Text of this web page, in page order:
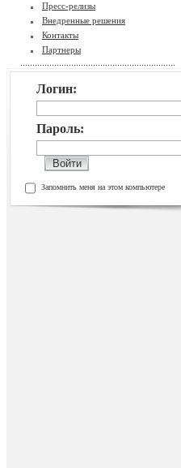
Пресс-релизы
Внедренные решения
Контакты
Партнеры
Логин:
Пароль:
Запомнить меня на этом компьютере